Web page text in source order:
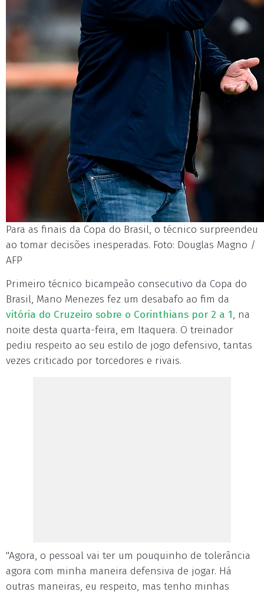
Para as finais da Copa do Brasil, o técnico surpreendeu
ao tomar decisões inesperadas. Foto: Douglas Magno /
AFP
Primeiro técnico bicampeão consecutivo da Copa do
Brasil, Mano Menezes fez um desabafo ao fim da
vitória do Cruzeiro sobre o Corinthians por 2 a 1, na
noite desta quarta-feira, em Itaquera. O treinador
pediu respeito ao seu estilo de jogo defensivo, tantas
vezes criticado por torcedores e rivais.
"Agora, o pessoal vai ter um pouquinho de tolerância
agora com minha maneira defensiva de jogar. Há
outras maneiras, eu respeito, mas tenho minhas